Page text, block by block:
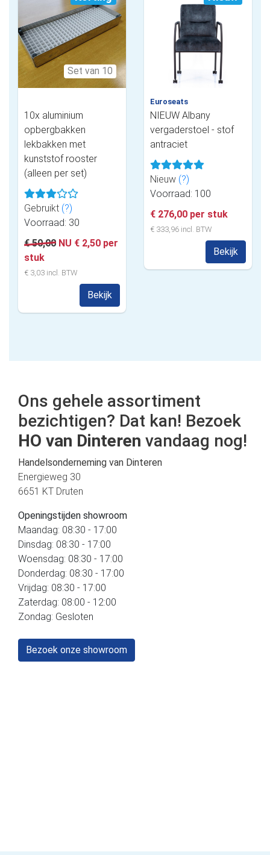
Set van 10
10x aluminium
opbergbakken
lekbakken met
kunststof rooster
(alleen per set)
Gebruikt (?)
Voorraad: 30
€ 50,00 NU € 2,50 per
stuk
€ 3,03 incl. BTW
Bekijk
Euroseats
NIEUW Albany
vergaderstoel - stof
antraciet
Nieuw (?)
Voorraad: 100
€ 276,00 per stuk
€ 333,96 incl. BTW
Bekijk
Ons gehele assortiment
bezichtigen? Dat kan! Bezoek
HO van Dinteren vandaag nog!
Handelsonderneming van Dinteren
Energieweg 30
6651 KT Druten
Openingstijden showroom
Maandag: 08:30 - 17:00
Dinsdag: 08:30 - 17:00
Woensdag: 08:30 - 17:00
Donderdag: 08:30 - 17:00
Vrijdag: 08:30 - 17:00
Zaterdag: 08:00 - 12:00
Zondag: Gesloten
Bezoek onze showroom